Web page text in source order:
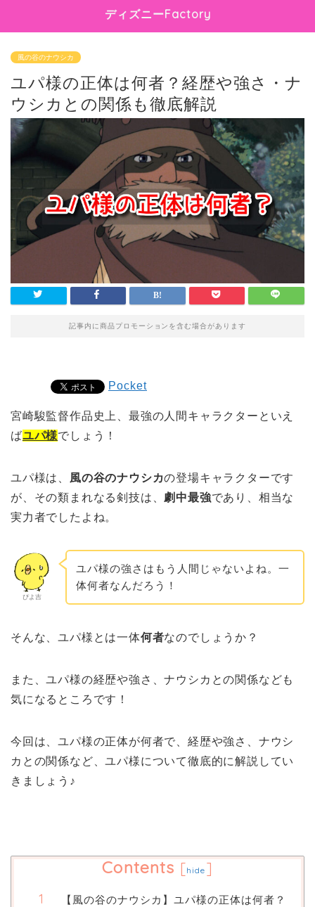
ディズニーFactory
風の谷のナウシカ
ユパ様の正体は何者？経歴や強さ・ナ
ウシカとの関係も徹底解説
記事内に商品プロモーションを含む場合があります
Pocket
宮崎駿監督作品史上、最強の人間キャラクターといえ
ばユパ様でしょう！
ユパ様は、 風の谷のナウシカの登場キャラクターです
が、その類まれなる剣技は、 劇中最強であり、相当な
実力者でしたよね。
ぴよ吉
ユパ様の強さはもう人間じゃないよね。一
体何者なんだろう！
そんな、ユパ様とは一体何者なのでしょうか？
また、ユパ様の経歴や強さ、ナウシカとの関係なども
気になるところです！
今回は、ユパ様の正体が何者で、経歴や強さ、ナウシ
カとの関係など、ユパ様について徹底的に解説してい
きましょう♪
Contents [hide ]
【風の谷のナウシカ】ユパ様の正体は何者？